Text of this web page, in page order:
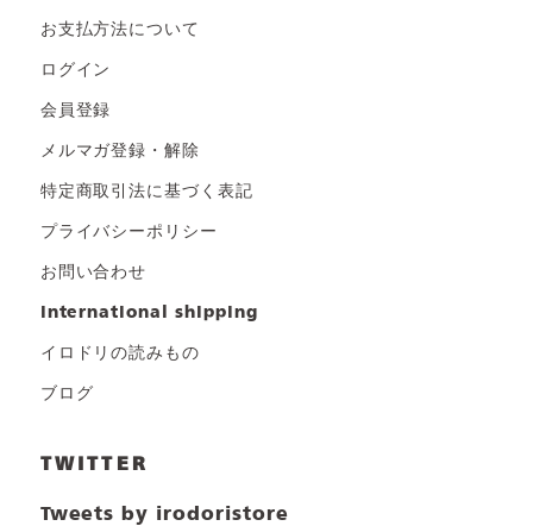
お支払方法について
ログイン
会員登録
メルマガ登録・解除
特定商取引法に基づく表記
プライバシーポリシー
お問い合わせ
international shipping
イロドリの読みもの
ブログ
TWITTER
Tweets by irodoristore